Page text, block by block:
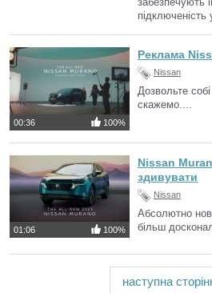
підключеність
00:36 100%
Реклама
Nissan
Дозвольте
скажемо....
01:06 100%
Nissan
здивувати
Nissan
Абсолютно
більш
наступна